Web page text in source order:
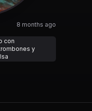
8 months ago
con
y